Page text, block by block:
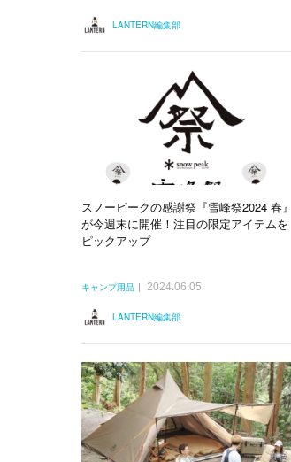
LANTERN編集部
スノーピークの感謝祭『雪峰祭2024 春』
が今週末に開催！注目の限定アイテムを
ピックアップ
キャンプ用品 2024.06.05
LANTERN編集部